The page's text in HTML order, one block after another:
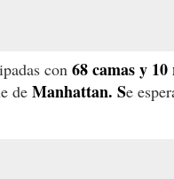
con 68 camas y
de Manhattan. Se